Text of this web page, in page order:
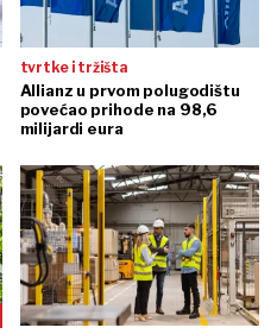
tvrtke i tržišta
Allianz u prvom polugodištu
povećao prihode na 98,6
milijardi eura